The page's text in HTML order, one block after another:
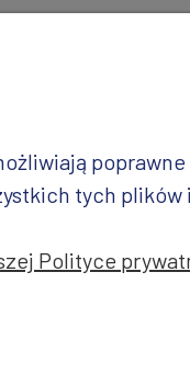
Wazy
Projekt i realizacja:
tych
Polityce